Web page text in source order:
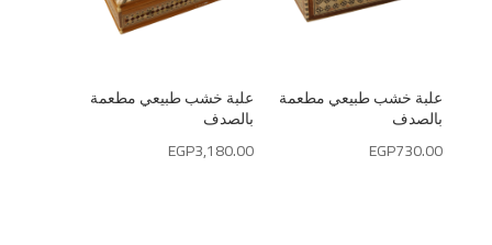
علبة خشب طبيعي مطعمة
بالصدف
EGP3,180.00
علبة خشب طبيعي مطعمة
بالصدف
EGP730.00